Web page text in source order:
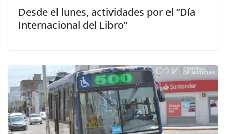
Desde el lunes, actividades por el “Día
Internacional del Libro”